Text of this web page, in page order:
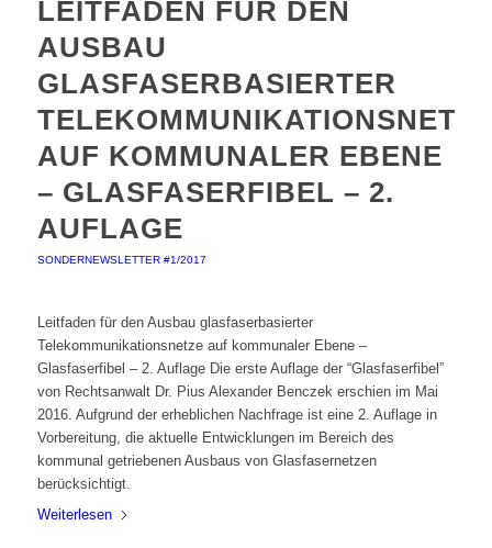
LEITFADEN FÜR DEN
AUSBAU
GLASFASERBASIERTER
AUF KOMMUNALER EBENE
– GLASFASERFIBEL – 2.
AUFLAGE
SONDERNEWSLETTER #1/2017
Leitfaden für den Ausbau glasfaserbasierter
Telekommunikationsnetze auf kommunaler Ebene –
Glasfaserfibel – 2. Auflage Die erste Auflage der “Glasfaserfibel”
von Rechtsanwalt Dr. Pius Alexander Benczek erschien im Mai
2016. Aufgrund der erheblichen Nachfrage ist eine 2. Auflage in
Vorbereitung, die aktuelle Entwicklungen im Bereich des
kommunal getriebenen Ausbaus von Glasfasernetzen
berücksichtigt.
Weiterlesen